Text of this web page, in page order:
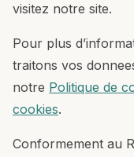
visitez notre site.
Pour plus
traitons vos
notre Politique de
cookies.
Conformement au